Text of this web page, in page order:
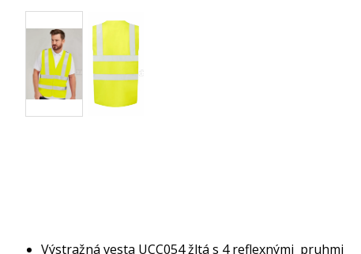
Výstražná vesta UCC054 žltá s 4 reflexnými pruhmi